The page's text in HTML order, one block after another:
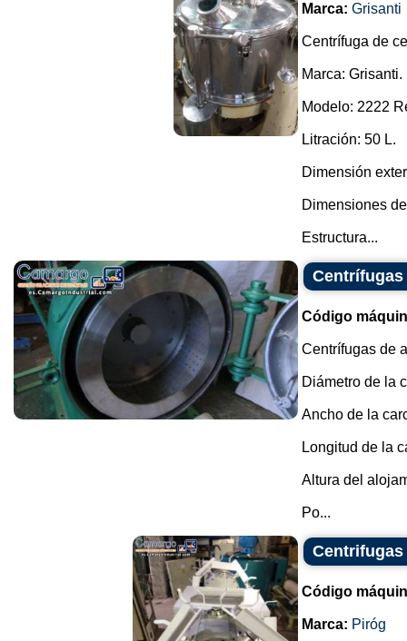
Marca: Grisanti
Centrífuga de
Marca: Grisanti.
Modelo: 2222
Litración: 50 L.
Dimensión
Dimensiones
Estructura...
Código
Centrífugas de
Diámetro de la
Ancho de la
Longitud de la
Altura del
Po...
Código
Marca: Piróg